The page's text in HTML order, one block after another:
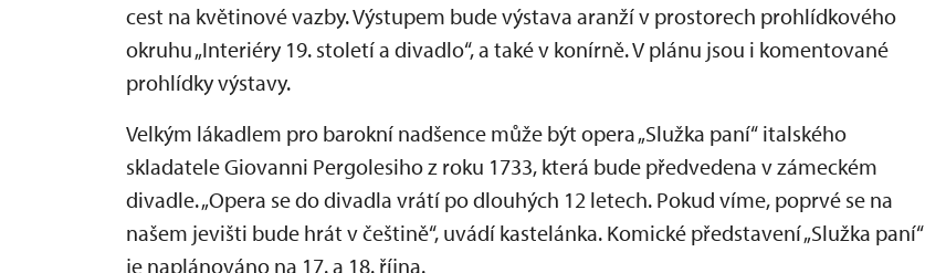
cest na květinové vazby. Výstupem bude výstava aranží v prostorech prohlídkového
okruhu „Interiéry 19. století a divadlo“, a také v konírně. V plánu jsou i komentované
prohlídky výstavy.
Velkým lákadlem pro barokní nadšence může být opera „Služka paní“ italského
skladatele Giovanni Pergolesiho z roku 1733, která bude předvedena v zámeckém
divadle. „Opera se do divadla vrátí po dlouhých 12 letech. Pokud víme, poprvé se na
našem jevišti bude hrát v češtině“, uvádí kastelánka. Komické představení „Služka paní“
je naplánováno na 17. a 18. října.